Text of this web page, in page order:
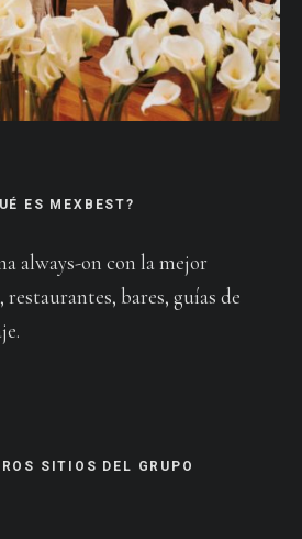
ES MEXBEST?
always-on con la mejor
bares, guías de
SITIOS DEL GRUPO